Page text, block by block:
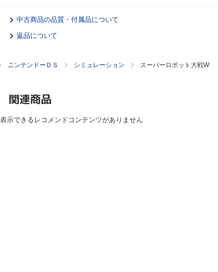
中古商品の品質・付属品について
返品について
ニンテンドーＤＳ シミュレーション スーパーロボット大戦W
関連商品
表示できるレコメンドコンテンツがありません